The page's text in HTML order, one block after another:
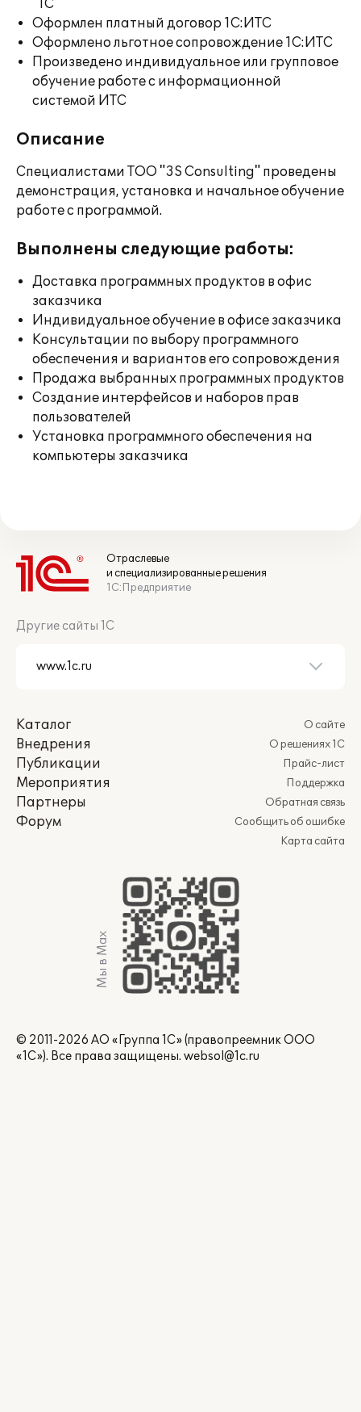
"1С"
Оформлен платный договор 1С:ИТС
Оформлено льготное сопровождение 1С:ИТС
Произведено индивидуальное или групповое
обучение работе с информационной
системой ИТС
Описание
Специалистами ТОО "3S Consulting" проведены
демонстрация, установка и начальное обучение
работе с программой.
Выполнены следующие работы:
Доставка программных продуктов в офис
заказчика
Индивидуальное обучение в офисе заказчика
Консультации по выбору программного
обеспечения и вариантов его сопровождения
Продажа выбранных программных продуктов
Создание интерфейсов и наборов прав
пользователей
Установка программного обеспечения на
компьютеры заказчика
Отраслевые
и специализированные решения
1С:Предприятие
Другие сайты 1С
Каталог
Внедрения
Публикации
Мероприятия
Партнеры
Форум
О сайте
О решениях 1С
Прайс-лист
Поддержка
Обратная связь
Сообщить об ошибке
Карта сайта
Мы в Max
© 2011-2026 АО «Группа 1С» (правопреемник ООО
«1С»). Все права защищены. websol@1c.ru